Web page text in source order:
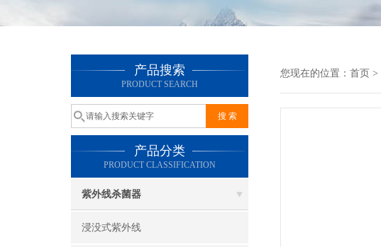
产品搜索
PRODUCT SEARCH
产品分类
PRODUCT CLASSIFICATION
紫外线杀菌器
浸没式紫外线
您现在的位置： 首页 >